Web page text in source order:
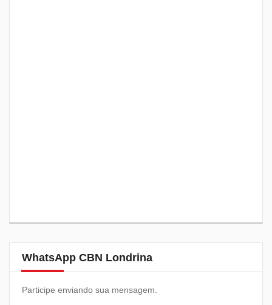
WhatsApp CBN Londrina
Participe enviando sua mensagem.